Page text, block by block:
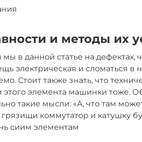
и методы их
в данной статье на
электрическая и сломаться в
Стоит также знать, что
этого элемента машинки тоже.
такие мысли: «А, что там
грязищи коммутатор и катушку
сиим элементам